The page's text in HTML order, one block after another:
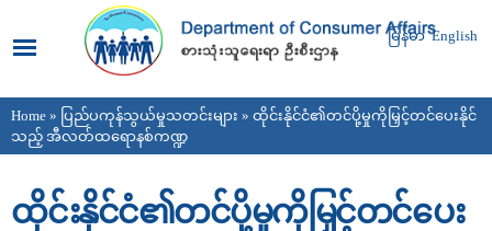
main
content
မြန်မာ English
You are here
Home » ပြည်ပကုန်သွယ်မှုသတင်းများ » ထိုင်းနိုင်ငံ၏တင်ပို့မှုကိုမြှင့်တင်ပေးနိုင်
သည့် အီလတ်ထရောနစ်ကဏ္ဍ
ထိုင်းနိုင်ငံ၏တင်ပို့မှုကိုမြှင့်တင်ပေး